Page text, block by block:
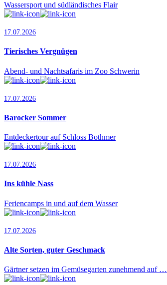
Wassersport und südländisches Flair
17.07.2026
Tierisches Vergnügen
Abend- und Nachtsafaris im Zoo Schwerin
17.07.2026
Barocker Sommer
Entdeckertour auf Schloss Bothmer
17.07.2026
Ins kühle Nass
Feriencamps in und auf dem Wasser
17.07.2026
Alte Sorten, guter Geschmack
Gärtner setzen im Gemüsegarten zunehmend auf …